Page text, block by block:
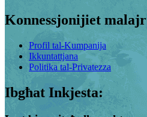
Konnessjonijiet malajr
Profil tal-Kumpanija
Ikkuntattjana
Politika tal-Privatezza
Ibgħat Inkjesta: